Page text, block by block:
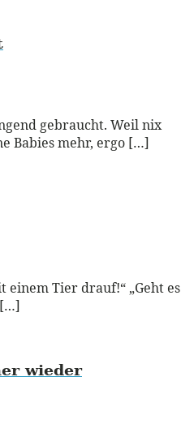
gebraucht. Weil nix
Babies mehr, ergo […]
einem Tier drauf!“ „Geht es
[…]
wieder